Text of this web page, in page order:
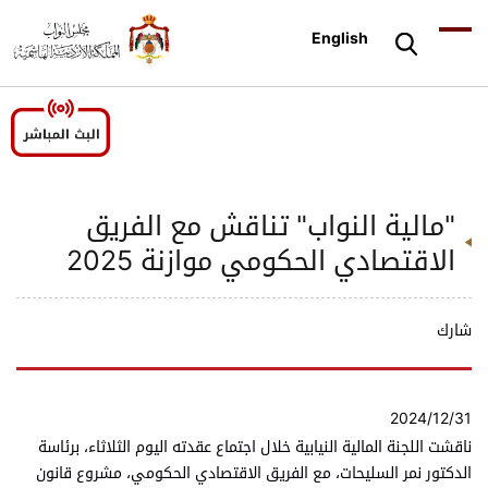
English
"مالية النواب" تناقش مع الفريق
الاقتصادي الحكومي موازنة 2025
شارك
2024/12/31
ناقشت اللجنة المالية النيابية خلال اجتماع عقدته اليوم الثلاثاء، برئاسة
الدكتور نمر السليحات، مع الفريق الاقتصادي الحكومي، مشروع قانون